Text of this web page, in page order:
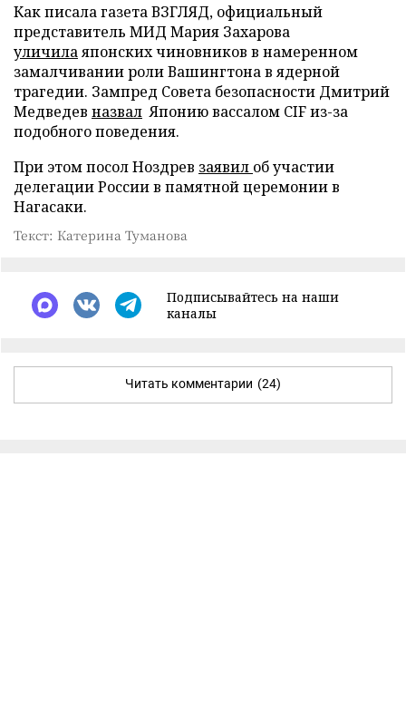
Как писала газета ВЗГЛЯД, официальный
представитель МИД Мария Захарова
уличилаяпонских чиновников в намеренном
замалчивании роли Вашингтона в ядерной
трагедии. Зампред Совета безопасности Дмитрий
Медведев назвал Японию вассалом CIF из-за
подобного поведения.
При этом посол Ноздрев заявил об участии
делегации России в памятной церемонии в
Нагасаки.
Текст: Катерина Туманова
Подписывайтесь на наши
каналы
Читать комментарии (24)